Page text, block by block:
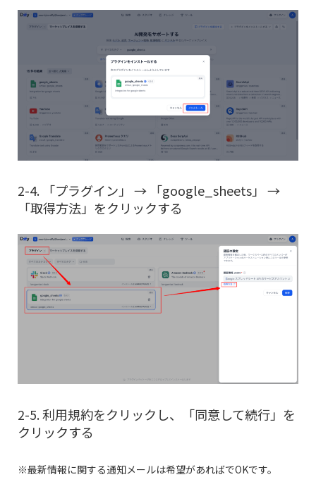
2-4. 「プラグイン」 → 「google_sheets」 →
「取得方法」をクリックする
2-5. 利用規約をクリックし、「同意して続行」を
クリックする
※最新情報に関する通知メールは希望があればでOKです。